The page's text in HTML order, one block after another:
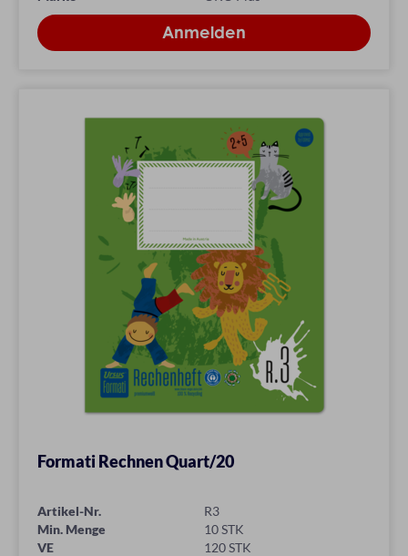
Formati Rechnen Quart/20
Artikel-Nr.
R3
Min. Menge
10 STK
VE
120 STK